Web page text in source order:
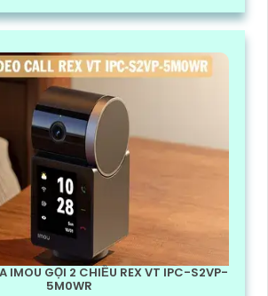
IMOU GỌI 2 CHIỀU REX VT IPC-S2VP-
5M0WR